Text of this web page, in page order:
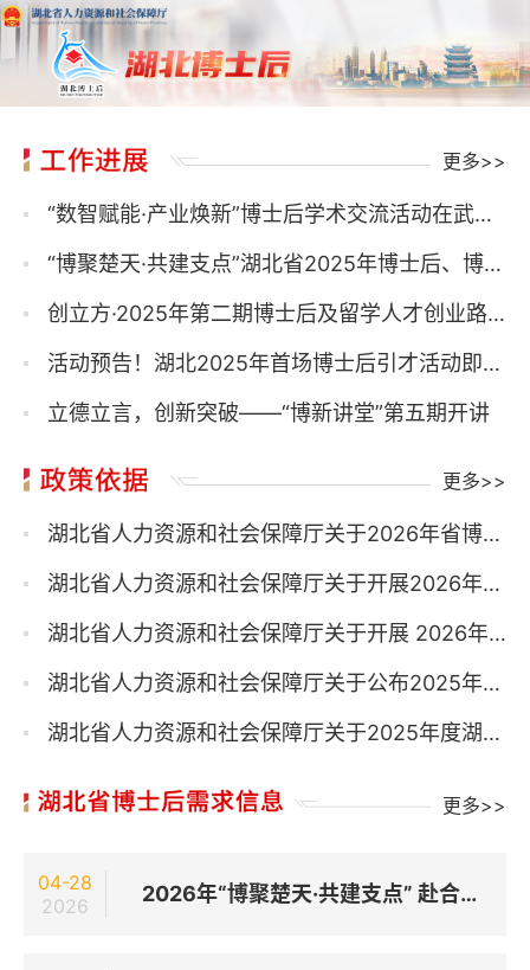
更多>>
“数智赋能·产业焕新”博士后学术交流活动在武汉成功举办
“博聚楚天·共建支点”湖北省2025年博士后、博士引才北京专场活动成功举办
创立方·2025年第二期博士后及留学人才创业路演活动圆满收官
活动预告！湖北2025年首场博士后引才活动即将开启~
立德立言，创新突破——“博新讲堂”第五期开讲
更多>>
湖北省人力资源和社会保障厅关于2026年省博士后创新实践基地动态管理情况的通知
湖北省人力资源和社会保障厅关于开展2026年湖北省博士后创新实践基地新设立工作的通知
湖北省人力资源和社会保障厅关于开展 2026年博士后科研工作站新设站工作的通知
湖北省人力资源和社会保障厅关于公布2025年湖北省博士后创新创业大赛获奖名单的通知
湖北省人力资源和社会保障厅关于2025年度湖北省博士后项目申报工作的通知
更多>>
2026年“博聚楚天·共建支点” 赴合肥招硕引博活动
04-28
2026